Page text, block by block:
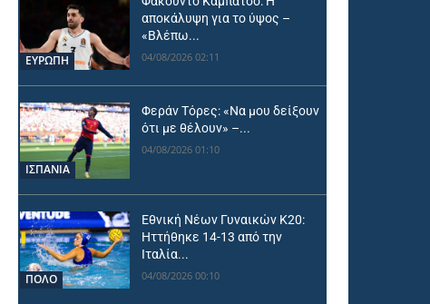
ΕΥΡΩΠΗ
αποκάλυψη για το ύψος –
«Βλέπω...
04/08/2026 02:11
ΙΣΠΑΝΙΑ
Φεράν Τόρες: «Να μου δείξουν
ότι με θέλουν» –...
04/08/2026 01:10
ΠΟΛΟ
Εθνική Νέων Γυναικών Κ20:
Ηττήθηκε 14-13 από την
Ιταλία...
04/08/2026 00:10